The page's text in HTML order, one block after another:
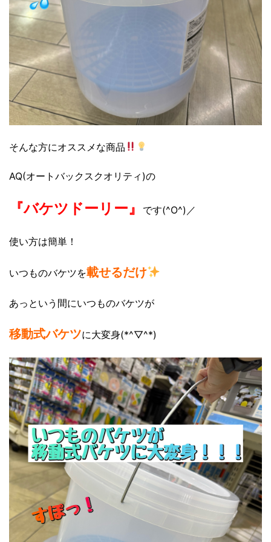
そんな方にオススメな商品
AQ(オートバックスクオリティ)の
『バケツドーリー』 です(^O^)／
使い方は簡単！
いつものバケツを載せるだけ
あっという間にいつものバケツが
移動式バケツに大変身(*^▽^*)